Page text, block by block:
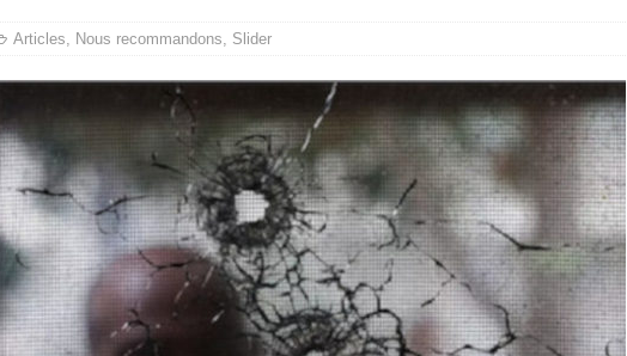
Les Israéliens se servent de la Cisjordanie comme d’une poubelle pour leurs déchets
Articles, Nous recommandons, Slider